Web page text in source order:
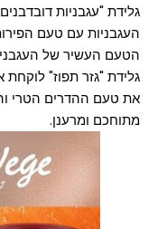
גלידת "עגבניות
העגבניות עם טעם
הטעם העשיר של
גלידת "גזר תפוז"
את טעם ההדרים הטרי
מתוחכם ומרענן.